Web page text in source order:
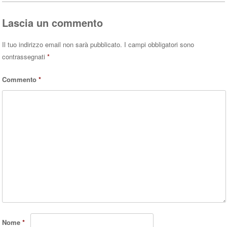
Lascia un commento
Il tuo indirizzo email non sarà pubblicato. I campi obbligatori sono
contrassegnati*
Commento*
Nome*